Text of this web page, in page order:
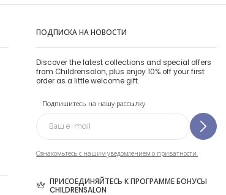
ПОДПИСКА НА НОВОСТИ
Discover the latest collections and special offers
from Childrensalon, plus enjoy 10% off your first
order as a little welcome gift.
Подпишитесь на нашу рассылку
Ознакомьтесь с нашим уведомлением о приватности.
ПРИСОЕДИНЯЙТЕСЬ К ПРОГРАММЕ БОНУСЫ
CHILDRENSALON